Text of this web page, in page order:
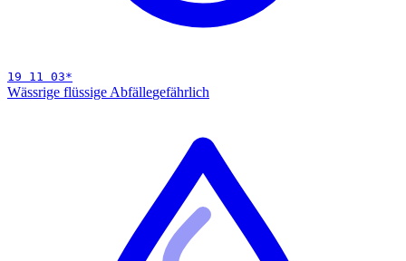
19 11 03*
Wässrige flüssige Abfällegefährlich